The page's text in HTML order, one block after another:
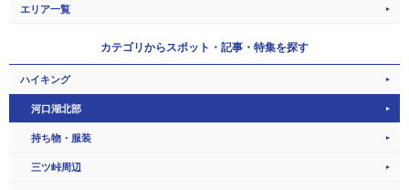
エリア一覧
カテゴリからスポット・記事・特集を探す
ハイキング
河口湖北部
持ち物・服装
三ツ峠周辺